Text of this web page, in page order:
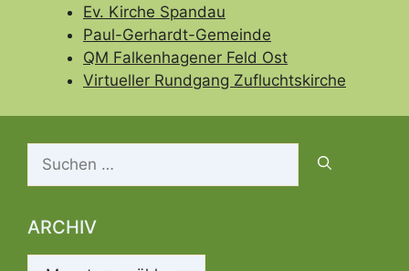
Ev. Kirche Spandau
Paul-Gerhardt-Gemeinde
QM Falkenhagener Feld Ost
Virtueller Rundgang Zufluchtskirche
nach:
ARCHIV
Archiv